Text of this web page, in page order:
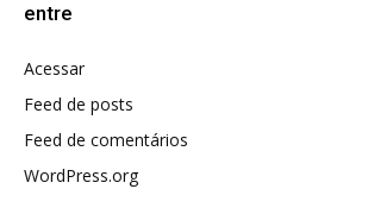
entre
Acessar
Feed de posts
Feed de comentários
WordPress.org